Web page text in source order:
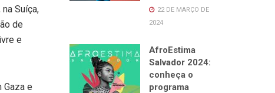
Suíça,
de
e
e
22 DE MARÇO DE
2024
AfroEstima
Salvador 2024:
conheça o
programa